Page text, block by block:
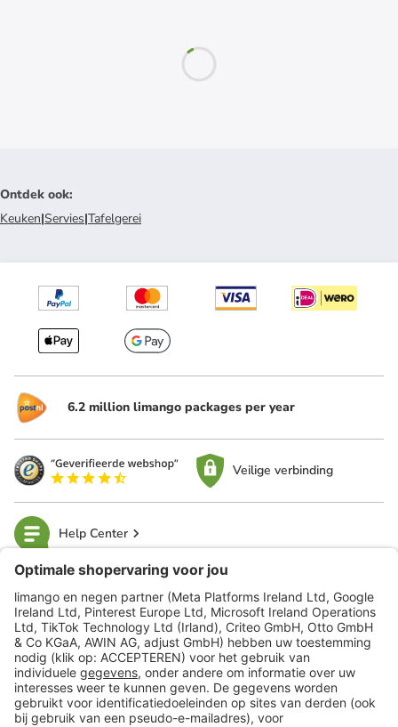
Ontdek ook:
Keuken|Servies|Tafelgerei
6.2 million limango packages per year
Veilige verbinding
Help Center
limango
Veilig winkelen
Klantenservice
Shop